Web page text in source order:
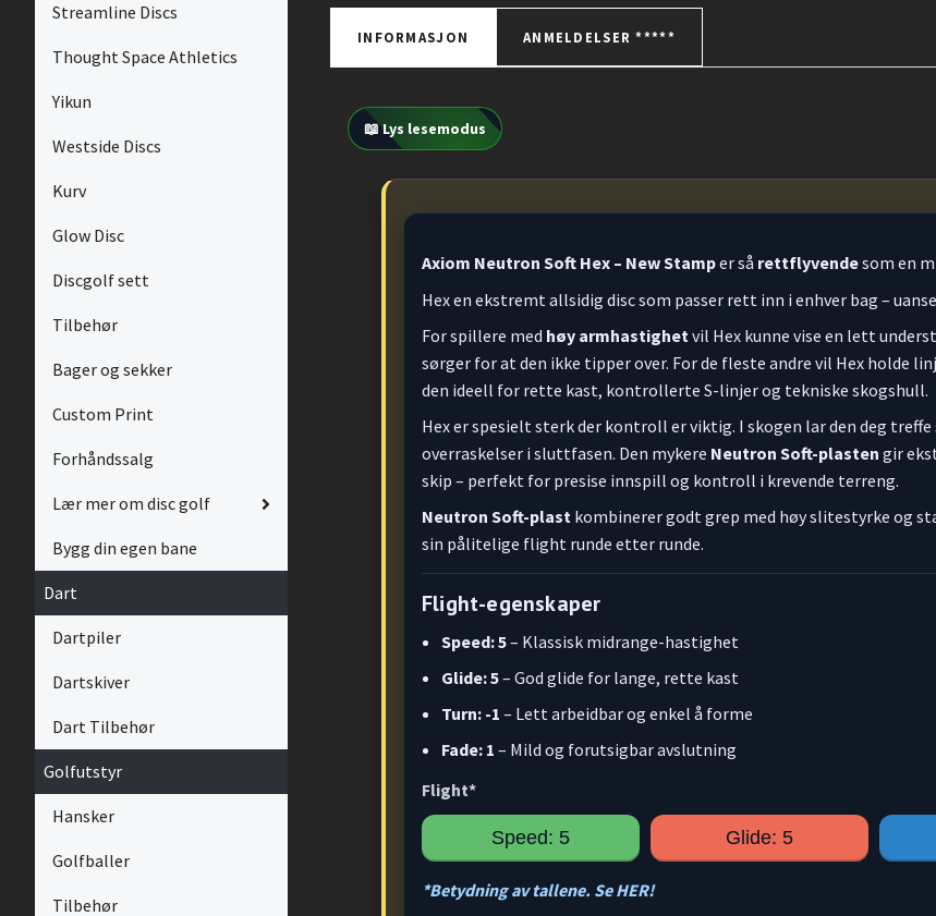
Streamline Discs
Thought Space Athletics
Yikun
Westside Discs
Kurv
Glow Disc
Discgolf sett
Tilbehør
Bager og sekker
Custom Print
Forhåndssalg
Lær mer om disc golf
Bygg din egen bane
Dart
Dartpiler
Dartskiver
Dart Tilbehør
Golfutstyr
Hansker
Golfballer
Tilbehør
INFORMASJON ANMELDELSER *****
📖 Lys lesemodus
Axiom Neutron Soft Hex – New Stamper så rettflyvendesom en
Hex en ekstremt allsidig disc som passer rett inn i enhver bag –
For spillere med høy armhastighetvil Hex kunne vise en lett
sørger for at den ikke tipper over. For de fleste andre vil Hex holde
den ideell for rette kast, kontrollerte S-linjer og tekniske skogshull.
Hex er spesielt sterk der kontroll er viktig. I skogen lar den deg
overraskelser i sluttfasen. Den mykere Neutron Soft-plasten gir
skip – perfekt for presise innspill og kontroll i krevende terreng.
Neutron Soft-plast kombinerer godt grep med høy slitestyrke og
sin pålitelige flight runde etter runde.
Flight-egenskaper
Speed: 5– Klassisk midrange-hastighet
Glide: 5– God glide for lange, rette kast
Turn: -1 – Lett arbeidbar og enkel å forme
Fade: 1 – Mild og forutsigbar avslutning
Flight*
Speed: 5 Glide: 5
*Betydning av tallene. Se HER!